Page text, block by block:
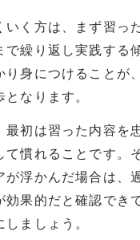
く方は、まず習っ
繰り返し実践する
り身につけることが
なります。
最初は習った内容を
て慣れることです。
が浮かんだ場合は、
効果的だと確認でき
ましょう。